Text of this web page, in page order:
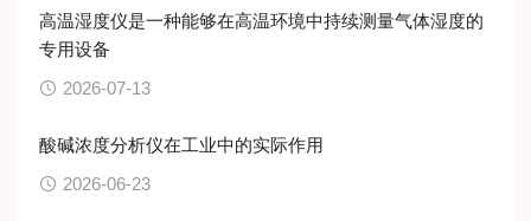
高温湿度仪是一种能够在高温环境中持续测量气体湿度的
专用设备
2026-07-13
酸碱浓度分析仪在工业中的实际作用
2026-06-23